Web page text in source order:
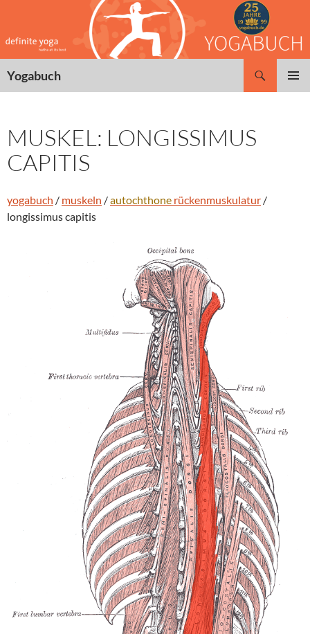
springen
Yogabuch
MUSKEL: LONGISSIMUS
CAPITIS
yogabuch / muskeln /autochthone rückenmuskulatur /
longissimus capitis